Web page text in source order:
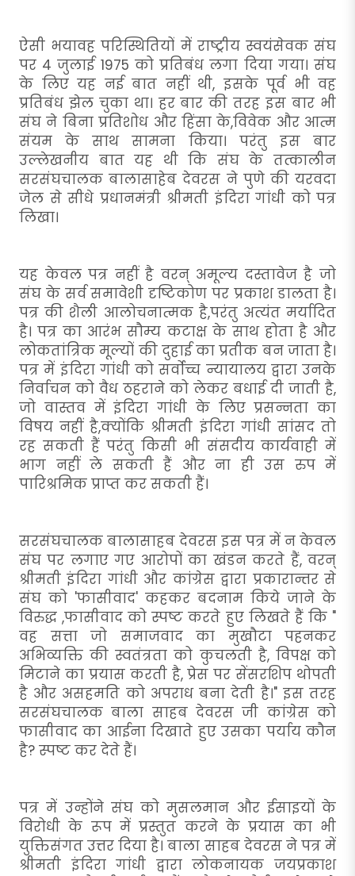
ऐसी भयावह परिस्थितियों में राष्ट्रीय स्वयंसेवक संघ
पर 4 जुलाई 1975 को प्रतिबंध लगा दिया गया। संघ
के लिए यह नई बात नहीं थी, इसके पूर्व भी वह
प्रतिबंध झेल चुका था। हर बार की तरह इस बार भी
संघ ने बिना प्रतिशोध और हिंसा के,विवेक और आत्म
संयम के साथ सामना किया। परंतु इस बार
उल्लेखनीय बात यह थी कि संघ के तत्कालीन
सरसंघचालक बालासाहेब देवरस ने पुणे की यरवदा
जेल से सीधे प्रधानमंत्री श्रीमती इंदिरा गांधी को पत्र
लिखा।
यह केवल पत्र नहीं है वरन् अमूल्य दस्तावेज है जो
संघ के सर्व समावेशी दृष्टिकोण पर प्रकाश डालता है।
पत्र की शैली आलोचनात्मक है,परंतु अत्यंत मर्यादित
है। पत्र का आरंभ सौम्य कटाक्ष के साथ होता है और
लोकतांत्रिक मूल्यों की दुहाई का प्रतीक बन जाता है।
पत्र में इंदिरा गांधी को सर्वोच्च न्यायालय द्वारा उनके
निर्वाचन को वैध ठहराने को लेकर बधाई दी जाती है,
जो वास्तव में इंदिरा गांधी के लिए प्रसन्नता का
विषय नहीं है,क्योंकि श्रीमती इंदिरा गांधी सांसद तो
रह सकती हैं परंतु किसी भी संसदीय कार्यवाही में
भाग नहीं ले सकती हैं और ना ही उस रुप में
पारिश्रमिक प्राप्त कर सकती हैं।
सरसंघचालक बालासाहब देवरस इस पत्र में न केवल
संघ पर लगाए गए आरोपों का खंडन करते हैं, वरन्
श्रीमती इंदिरा गांधी और कांग्रेस द्वारा प्रकारान्तर से
संघ को 'फासीवाद' कहकर बदनाम किये जाने के
विरुद्ध ,फासीवाद को स्पष्ट करते हुए लिखते हैं कि "
वह सत्ता जो समाजवाद का मुखौटा पहनकर
अभिव्यक्ति की स्वतंत्रता को कुचलती है, विपक्ष को
मिटाने का प्रयास करती है, प्रेस पर सेंसरशिप थोपती
है और असहमति को अपराध बना देती है।" इस तरह
सरसंघचालक बाला साहब देवरस जी कांग्रेस को
फासीवाद का आईना दिखाते हुए उसका पर्याय कौन
है? स्पष्ट कर देते हैं।
पत्र में उन्होंने संघ को मुसलमान और ईसाइयों के
विरोधी के रूप में प्रस्तुत करने के प्रयास का भी
युक्तिसंगत उत्तर दिया है। बाला साहब देवरस ने पत्र में
श्रीमती इंदिरा गांधी द्वारा लोकनायक जयप्रकाश